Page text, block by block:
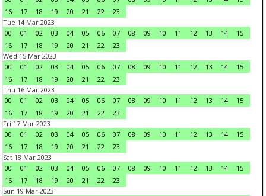
16
17 18 19 20 21 22
23
Tue 14 Mar 2023
00
01 02 03 04 05 06 07 08 09 10 11 12 13 14
15
16
17 18 19 20 21 22
23
Wed 15 Mar 2023
00
01 02 03 04 05 06 07 08 09 10 11 12 13 14
15
16
17 18 19 20 21 22
23
Thu 16 Mar 2023
00
01 02 03 04 05 06 07 08 09 10 11 12 13 14
15
16
17 18 19 20 21 22
23
Fri 17 Mar 2023
00
01 02 03 04 05 06 07 08 09 10 11 12 13 14
15
16
17 18 19 20 21 22
23
Sat 18 Mar 2023
00
01 02 03 04 05 06 07 08 09 10 11 12 13 14
15
16
17 18 19 20 21 22
23
Sun 19 Mar 2023